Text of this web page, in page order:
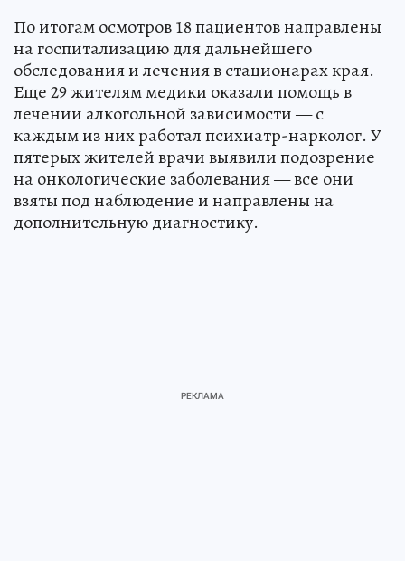
По итогам осмотров 18 пациентов направлены
на госпитализацию для дальнейшего
обследования и лечения в стационарах края.
Еще 29 жителям медики оказали помощь в
лечении алкогольной зависимости — с
каждым из них работал психиатр-нарколог. У
пятерых жителей врачи выявили подозрение
на онкологические заболевания — все они
взяты под наблюдение и направлены на
дополнительную диагностику.